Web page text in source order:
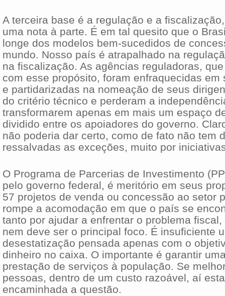
A terceira base é a regulação e a
uma nota à parte. É em tal quesito que o
longe dos modelos bem-sucedidos de
mundo. Nosso país é atrapalhado na
na fiscalização. As agências reguladoras,
com esse propósito, foram enfraquecidas em
e partidarizadas na nomeação de seus
do critério técnico e perderam a
transformarem apenas em mais um espaço
dividido entre os apoiadores do governo.
não poderia dar certo, como de fato não tem
ressalvadas as exceções, muito por
O Programa de Parcerias de Investimento
pelo governo federal, é meritório em seus
57 projetos de venda ou concessão ao setor
rompe a acomodação em que o país se
tanto por ajudar a enfrentar o problema
nem deve ser o principal foco. É insuficiente
desestatização pensada apenas com o
dinheiro no caixa. O importante é garantir
prestação de serviços à população. Se
pessoas, dentro de um custo razoável, aí
encaminhada a questão.